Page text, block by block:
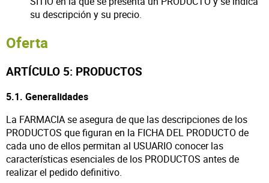
su descripción y su precio.
Oferta
ARTÍCULO 5: PRODUCTOS
5.1. Generalidades
La FARMACIA se asegura de que las descripciones de los
PRODUCTOS que figuran en la FICHA DEL PRODUCTO de
cada uno de ellos permitan al USUARIO conocer las
características esenciales de los PRODUCTOS antes de
realizar el pedido definitivo.